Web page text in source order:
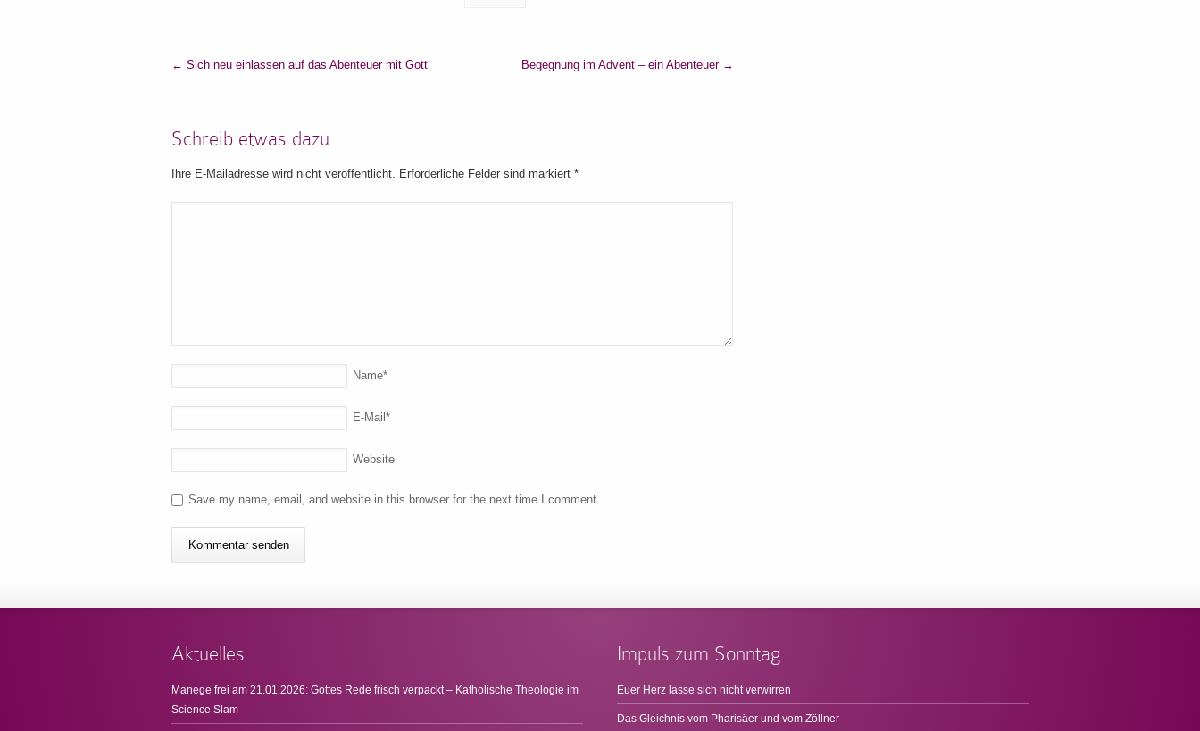
← Sich neu einlassen auf das Abenteuer mit Gott Begegnung im Advent – ein Abenteuer →
Schreib etwas dazu
Ihre E-Mailadresse wird nicht veröffentlicht. Erforderliche Felder sind markiert *
Name*
E-Mail*
Website
Save my name, email, and website in this browser for the next time I comment.
Aktuelles:
Manege frei am 21.01.2026: Gottes Rede frisch verpackt – Katholische Theologie im
Science Slam
Impuls zum Sonntag
Euer Herz lasse sich nicht verwirren
Das Gleichnis vom Pharisäer und vom Zöllner